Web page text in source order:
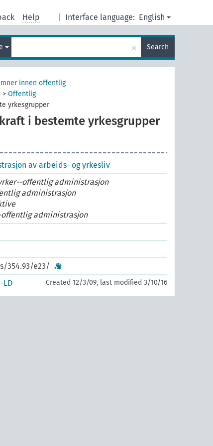
Interface language: English
Help
× Search
innen offentlig
> Offentlig
yrkesgrupper
i bestemte yrkesgrupper
av arbeids- og yrkesliv
offentlig administrasjon
administrasjon
administrasjon
354.93/e23/
LD Created 12/3/09, last modified 3/10/16